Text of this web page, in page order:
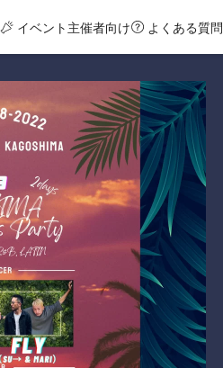
イベント主催者向け よくある質問